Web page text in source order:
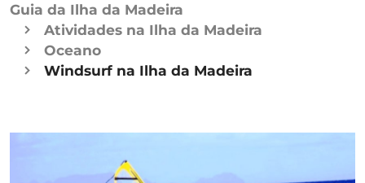
Guia da Ilha da Madeira
Atividades na Ilha da Madeira
Oceano
Windsurf na Ilha da Madeira